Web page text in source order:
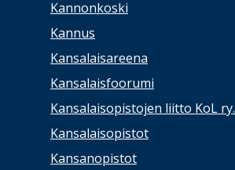
Kannonkoski
Kannus
Kansalaisareena
Kansalaisfoorumi
Kansalaisopistojen liitto KoL ry.
Kansalaisopistot
Kansanopistot